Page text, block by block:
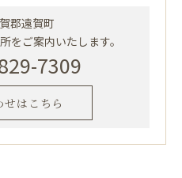
郡遠賀町
をご案内いたします。
7309
はこちら